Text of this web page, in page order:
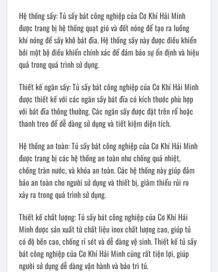
Hệ thống sấy: Tủ sấy bát công nghiệp của Cơ Khí Hải Minh
được trang bị hệ thống quạt gió và đốt nóng để tạo ra luồng
khí nóng để sấy khô bát đĩa. Hệ thống sấy này được điều khiển
bởi một bộ điều khiển chính xác để đảm bảo sự ổn định và hiệu
quả trong quá trình sử dụng.
Thiết kế ngăn sấy: Tủ sấy bát công nghiệp của Cơ Khí Hải Minh
được thiết kế với các ngăn sấy bát đĩa có kích thước phù hợp
với bát đĩa thông thường. Các ngăn sấy được đặt trên rổ hoặc
thanh treo để dễ dàng sử dụng và tiết kiệm diện tích.
Hệ thống an toàn: Tủ sấy bát công nghiệp của Cơ Khí Hải Minh
được trang bị các hệ thống an toàn như chống quá nhiệt,
chống tràn nước, và khóa an toàn. Các hệ thống này giúp đảm
bảo an toàn cho người sử dụng và thiết bị, giảm thiểu rủi ro
xảy ra trong quá trình sử dụng.
Thiết kế chất lượng: Tủ sấy bát công nghiệp của Cơ Khí Hải
Minh được sản xuất từ chất liệu inox chất lượng cao, giúp tủ
có độ bền cao, chống rỉ sét và dễ dàng vệ sinh. Thiết kế tủ sấy
bát công nghiệp của Cơ Khí Hải Minh cũng rất tiện lợi, giúp
người sử dụng dễ dàng vận hành và bảo trì tủ.